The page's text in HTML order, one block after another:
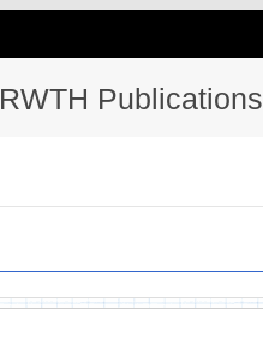
RWTH Publications